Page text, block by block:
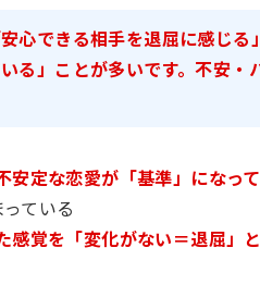
安心できる相手を退屈に感じ
る」ことが多いです。不安
安定な恋愛が「基準」になっ
ている
感覚を「変化がない＝退屈」